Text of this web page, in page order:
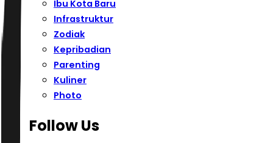
Ibu Kota Baru
Infrastruktur
Zodiak
Kepribadian
Parenting
Kuliner
Photo
Follow Us